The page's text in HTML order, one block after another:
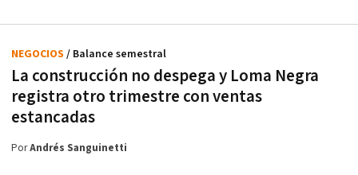
La construcción no despega y Loma Negra
registra otro trimestre con ventas
estancadas
NEGOCIOS / Balance semestral
PorAndrés Sanguinetti